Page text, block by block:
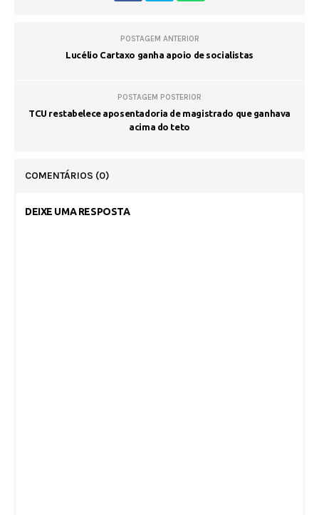
POSTAGEM ANTERIOR
Lucélio Cartaxo ganha apoio de socialistas
POSTAGEM POSTERIOR
TCU restabelece aposentadoria de magistrado que ganhava
acima do teto
COMENTÁRIOS (0)
DEIXE UMA RESPOSTA